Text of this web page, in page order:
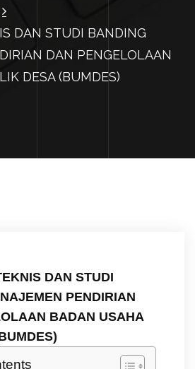
DAN STUDI BANDING
DAN PENGELOLAAN
DESA (BUMDES)
DAN STUDI
PENDIRIAN
BADAN USAHA